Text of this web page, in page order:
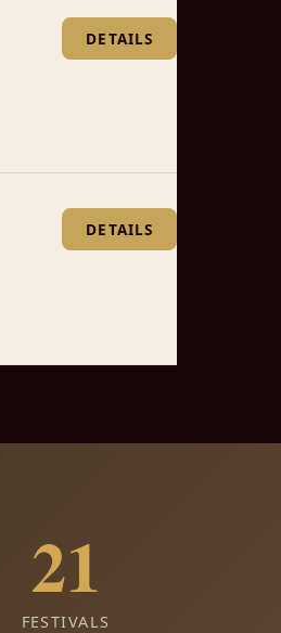
DETAILS
DETAILS
21
FESTIVALS